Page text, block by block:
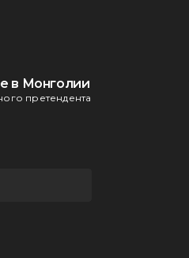
в Монголии
претендента